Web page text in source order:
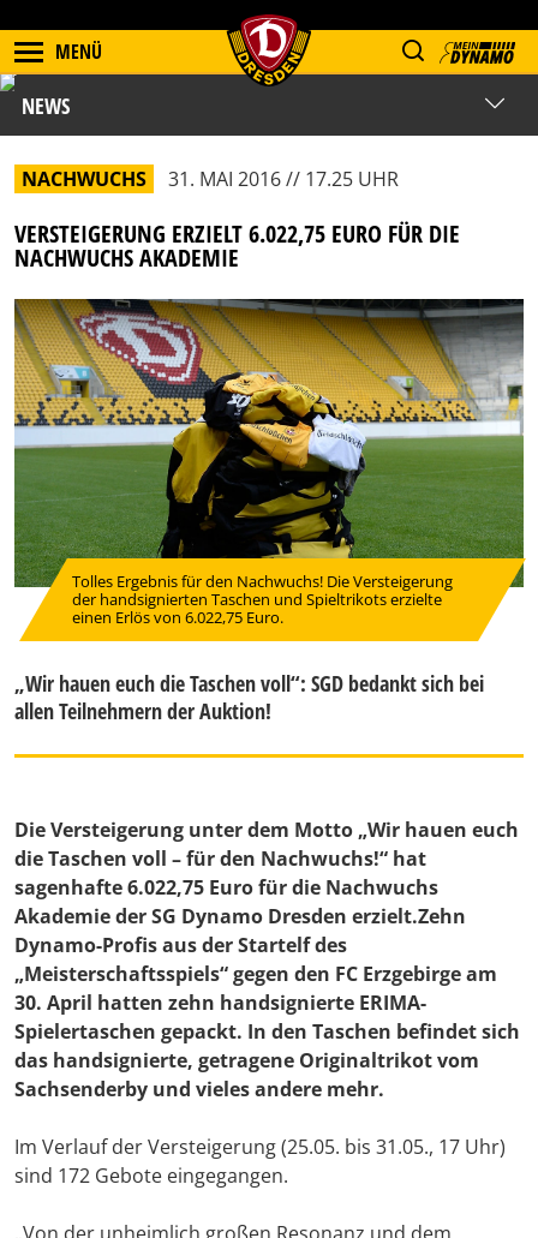
MENÜ
NEWS
NACHWUCHS 31. MAI 2016 // 17.25 UHR
VERSTEIGERUNG ERZIELT 6.022,75 EURO FÜR DIE
NACHWUCHS AKADEMIE
Tolles Ergebnis für den Nachwuchs! Die Versteigerung
der handsignierten Taschen und Spieltrikots erzielte
einen Erlös von 6.022,75 Euro.
„Wir hauen euch die Taschen voll“: SGD bedankt sich bei
allen Teilnehmern der Auktion!
Die Versteigerung unter dem Motto „Wir hauen euch
die Taschen voll – für den Nachwuchs!“ hat
sagenhafte 6.022,75 Euro für die Nachwuchs
Akademie der SG Dynamo Dresden erzielt.Zehn
Dynamo-Profis aus der Startelf des
„Meisterschaftsspiels“ gegen den FC Erzgebirge am
30. April hatten zehn handsignierte ERIMA-
Spielertaschen gepackt. In den Taschen befindet sich
das handsignierte, getragene Originaltrikot vom
Sachsenderby und vieles andere mehr.
Im Verlauf der Versteigerung (25.05. bis 31.05., 17 Uhr)
sind 172 Gebote eingegangen.